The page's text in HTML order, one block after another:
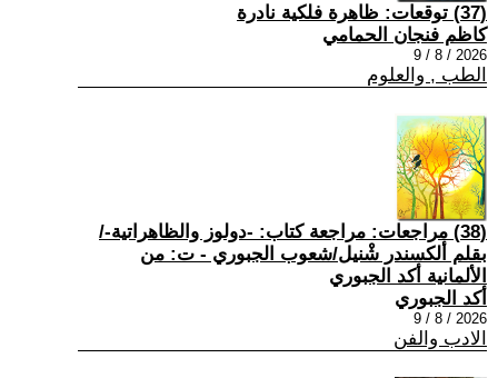
(37) توقعات: ظاهرة فلكية نادرة
كاظم فنجان الحمامي
2026 / 8 / 9
الطب , والعلوم
(38) مراجعات: مراجعة كتاب: -دولوز والظاهراتية-/
بقلم ألكسندر شْنيل/شعوب الجبوري - ت: من
الألمانية أكد الجبوري
أكد الجبوري
2026 / 8 / 9
الادب والفن